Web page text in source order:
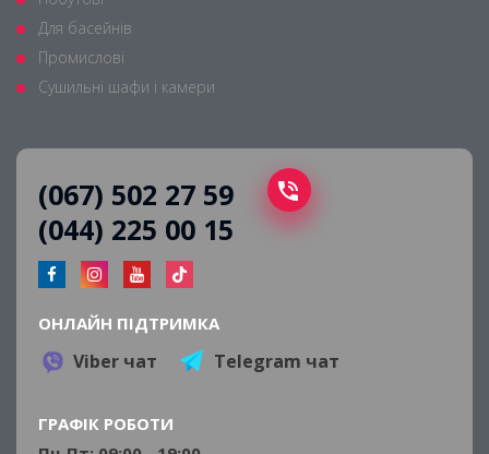
Для басейнів
Промислові
Сушильні шафи і камери
(067) 502 27 59
(044) 225 00 15
ОНЛАЙН ПІДТРИМКА
Viber чат Telegram чат
ГРАФІК РОБОТИ